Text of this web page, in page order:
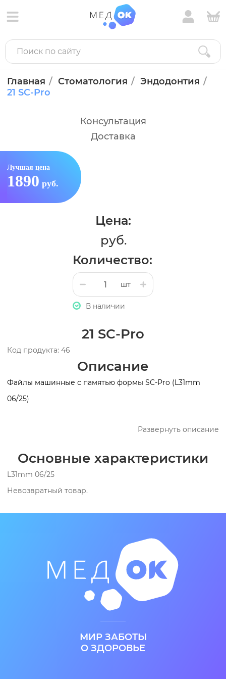
Главная Стоматология
Эндодонтия
21 SC-Pro
21 SC-Pro
Код продукта: 46
Описание
Файлы машинные с памятью формы SC-Pro (L31mm
06/25)
Развернуть описание
Основные характеристики
L31mm 06/25
Невозвратный товар.
Лучшая цена
1890 руб.
Цена:
руб.
Количество:
шт
В наличии
Консультация
Доставка
МИР ЗАБОТЫ
О ЗДОРОВЬЕ